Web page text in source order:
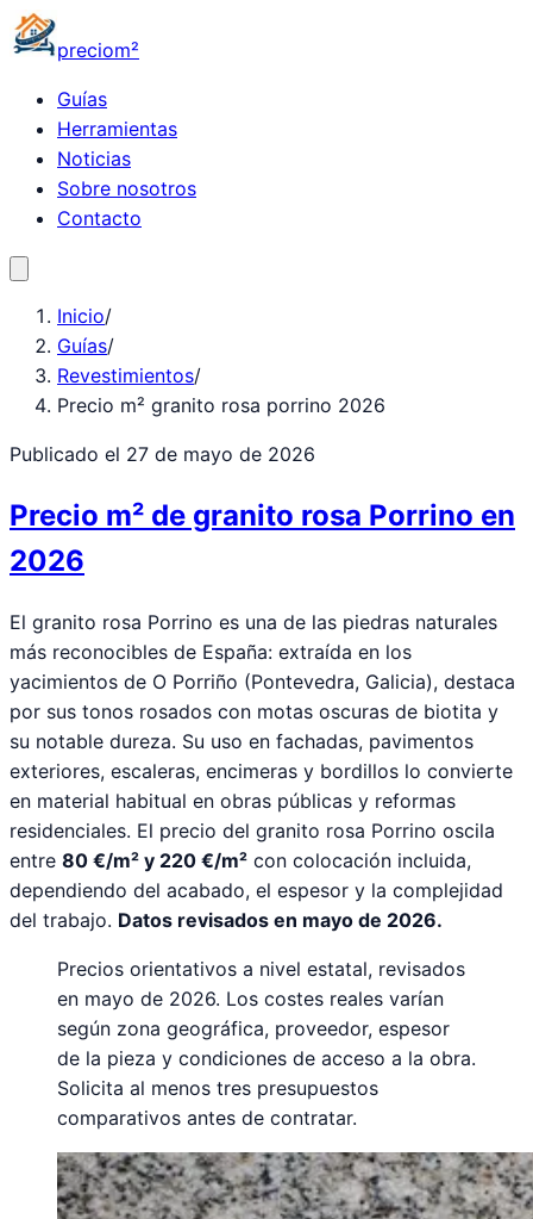
preciom²
Guías
Herramientas
Noticias
Sobre nosotros
Contacto
Inicio/
Guías/
Revestimientos/
Precio m² granito rosa porrino 2026
Publicado el 27 de mayo de 2026
Precio m² de granito rosa Porrino en
2026
El granito rosa Porrino es una de las piedras naturales
más reconocibles de España: extraída en los
yacimientos de O Porriño (Pontevedra, Galicia), destaca
por sus tonos rosados con motas oscuras de biotita y
su notable dureza. Su uso en fachadas, pavimentos
exteriores, escaleras, encimeras y bordillos lo convierte
en material habitual en obras públicas y reformas
residenciales. El precio del granito rosa Porrino oscila
entre 80 €/m² y 220 €/m² con colocación incluida,
dependiendo del acabado, el espesor y la complejidad
del trabajo. Datos revisados en mayo de 2026.
Precios orientativos a nivel estatal, revisados
en mayo de 2026. Los costes reales varían
según zona geográfica, proveedor, espesor
de la pieza y condiciones de acceso a la obra.
Solicita al menos tres presupuestos
comparativos antes de contratar.